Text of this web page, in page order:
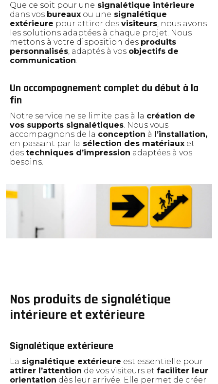
Que ce soit pour une signalétique intérieure
dans vos bureaux ou une signalétique
extérieure pour attirer des visiteurs, nous avons
les solutions adaptées à chaque projet. Nous
mettons à votre disposition des produits
personnalisés, adaptés à vos objectifs de
communication.
Un accompagnement complet du début à la
fin
Notre service ne se limite pas à la création de
vos supports signalétiques. Nous vous
accompagnons de la conception à l’installation,
en passant par la sélection des matériaux et
des techniques d’impression adaptées à vos
besoins.
Nos produits de signalétique
intérieure et extérieure
Signalétique extérieure
La signalétique extérieure est essentielle pour
attirer l’attention de vos visiteurs et faciliter leur
orientation dès leur arrivée. Elle permet de créer